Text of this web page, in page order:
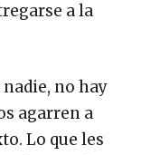
a la
no hay
agarren a
Lo que les